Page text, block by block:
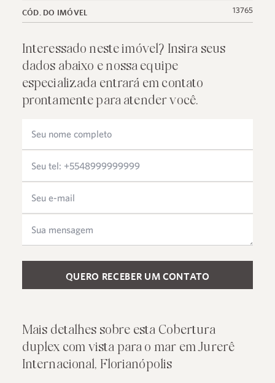
CÓD. DO IMÓVEL 13765
Interessado neste imóvel? Insira seus
dados abaixo e nossa equipe
especializada entrará em contato
prontamente para atender você.
Please leave this field empty.
Mais detalhes sobre esta Cobertura
duplex com vista para o mar em Jurerê
Internacional, Florianópolis